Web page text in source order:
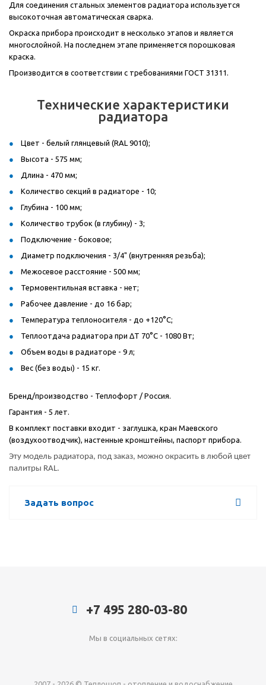
Для соединения стальных элементов радиатора используется
высокоточная автоматическая сварка.
Окраска прибора происходит в несколько этапов и является
многослойной. На последнем этапе применяется порошковая
краска.
Производится в соответствии с требованиями ГОСТ 31311.
Технические характеристики
радиатора
Цвет - белый глянцевый (RAL 9010);
Высота - 575 мм;
Длина - 470 мм;
Количество секций в радиаторе - 10;
Глубина - 100 мм;
Количество трубок (в глубину) - 3;
Подключение - боковое;
Диаметр подключения - 3/4" (внутренняя резьба);
Межосевое расстояние - 500 мм;
Термовентильная вставка - нет;
Рабочее давление - до 16 бар;
Температура теплоносителя - до +120°C;
Теплоотдача радиатора при ΔT 70°C - 1080 Вт;
Объем воды в радиаторе - 9 л;
Вес (без воды) - 15 кг.
Бренд/производство - Теплофорт / Россия.
Гарантия - 5 лет.
В комплект поставки входит - заглушка, кран Маевского
(воздухоотводчик), настенные кронштейны, паспорт прибора.
Эту модель радиатора, под заказ, можно окрасить в любой цвет
палитры RAL.
Задать вопрос
+7 495 280-03-80
Мы в социальных сетях: